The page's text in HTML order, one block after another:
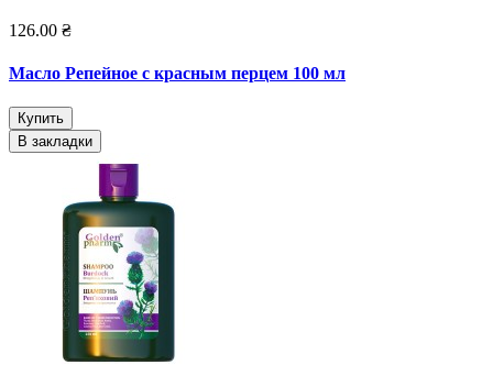
126.00 ₴
Масло Репейное с красным перцем 100 мл
Купить
В закладки